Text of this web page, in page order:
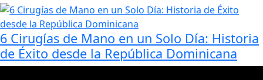
6 Cirugías de Mano en un Solo Día: Historia
de Éxito desde la República Dominicana